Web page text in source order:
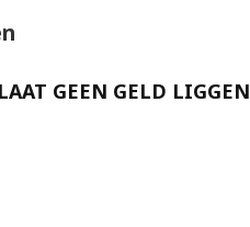
LAAT GEEN GELD LIGGEN